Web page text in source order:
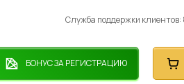
Служба поддержки клиентов:
БОНУС ЗА РЕГИСТРАЦИЮ